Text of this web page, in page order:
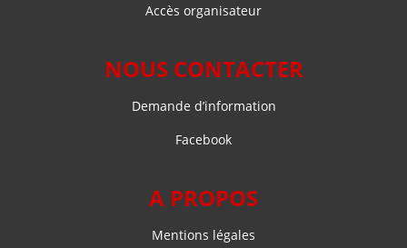
Accès organisateur
NOUS CONTACTER
Demande d’information
Facebook
A PROPOS
Mentions légales